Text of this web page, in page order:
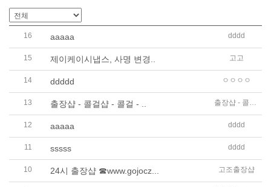
16 aaaaa dddd
15 제이케이시냅스, 사명 변경.. 고고
14 ddddd ㅇㅇㅇㅇ
13 출장샵 - 콜걸샵 - 콜걸 - .. 출장샵 - 콜걸샵 - 콜걸 - 출장
12 aaaaa dddd
11 sssss dddd
10 24시 출장샵 ☎www.gojocz... 고조출장샵